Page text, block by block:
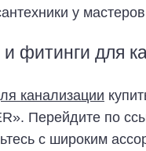
у
фитинги для
канализации
Перейдите по
с широким